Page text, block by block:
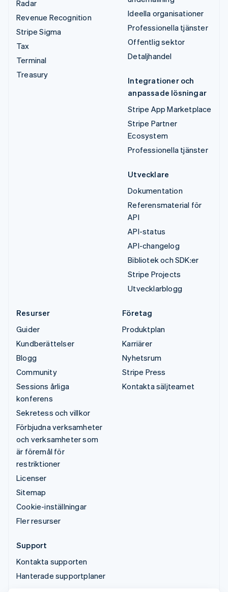
Radar
Revenue Recognition
Stripe Sigma
Tax
Terminal
Treasury
Ideella organisationer
Professionella tjänster
Offentlig sektor
Detaljhandel
Integrationer och
anpassade lösningar
Stripe App Marketplace
Stripe Partner
Ecosystem
Professionella tjänster
Utvecklare
Dokumentation
Referensmaterial för
API
API-status
API-changelog
Bibliotek och SDK:er
Stripe Projects
Utvecklarblogg
Resurser
Guider
Kundberättelser
Blogg
Community
Sessions årliga
konferens
Sekretess och villkor
Förbjudna verksamheter
och verksamheter som
är föremål för
restriktioner
Licenser
Sitemap
Cookie-inställningar
Fler resurser
Företag
Produktplan
Karriärer
Nyhetsrum
Stripe Press
Kontakta säljteamet
Support
Kontakta supporten
Hanterade supportplaner